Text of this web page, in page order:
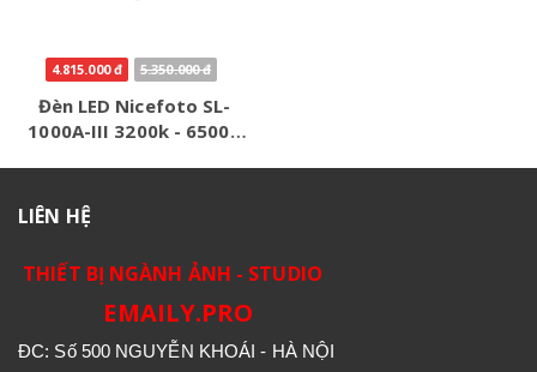
4.815.000 đ 5.350.000 đ
Đèn LED Nicefoto SL-
1000A-III 3200k - 6500k
LIÊN HỆ
THIẾT BỊ NGÀNH ẢNH - STUDIO
EMAILY.PRO
ĐC: Số 500 NGUYỄN KHOÁI - HÀ NỘI